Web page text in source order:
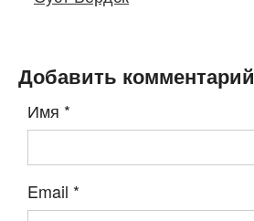
Добавить комментарий
Имя *
Email *